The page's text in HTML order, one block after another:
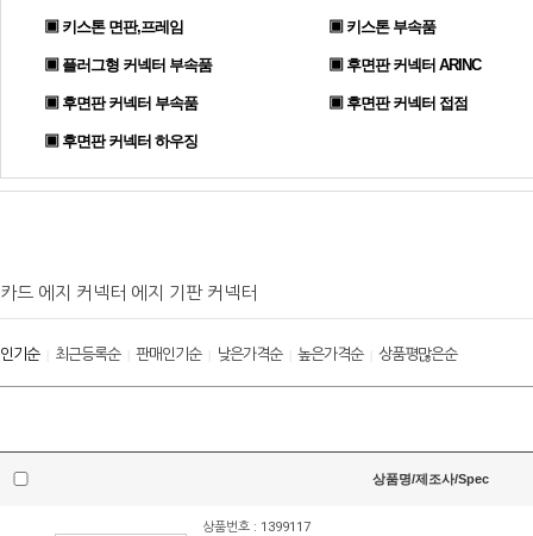
▣ 키스톤 면판,프레임 ▣ 키스톤 부속품
▣ 플러그형 커넥터 부속품 ▣ 후면판 커넥터 ARINC
▣ 후면판 커넥터 부속품 ▣ 후면판 커넥터 접점
▣ 후면판 커넥터 하우징
카드 에지 커넥터 에지 기판 커넥터
인기순| 최근등록순| 판매인기순| 낮은가격순| 높은가격순| 상품평많은순
상품명/제조사/Spec
상품번호 : 1399117